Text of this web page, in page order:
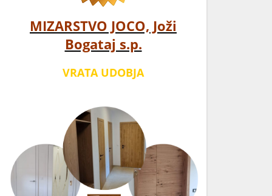
MIZARSTVO JOCO, Joži
Bogataj s.p.
VRATA UDOBJA